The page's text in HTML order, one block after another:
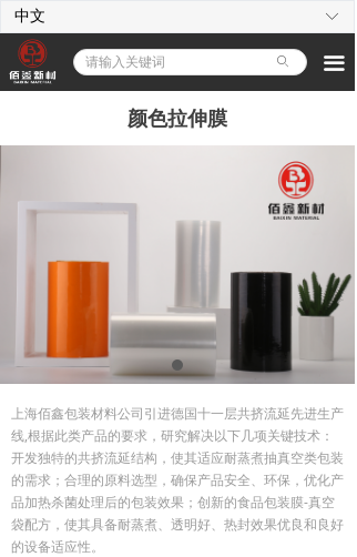
끀
首页
拉伸膜
新闻动态
넸 佰鑫客户
넸 工艺与品质
넸 联系我们
ꄙ
ꀅ
中文
上海佰鑫包装材料公司引进德国十一层共挤流延先进生产
线,根据此类产品的要求，研究解决以下几项关键技术：
开发独特的共挤流延结构，使其适应耐蒸煮抽真空类包装
的需求；合理的原料选型，确保产品安全、环保，优化产
品加热杀菌处理后的包装效果；创新的食品包装膜-真空
袋配方，使其具备耐蒸煮、透明好、热封效果优良和良好
的设备适应性。
颜色拉伸膜